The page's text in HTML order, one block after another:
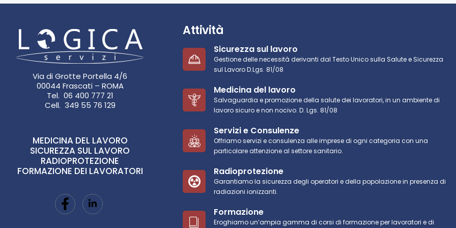
Via di Grotte Portella 4/6
00044 Frascati – ROMA
Tel. 06 400 777 21
Cell. 349 55 76 129
MEDICINA DEL LAVORO
SICUREZZA SUL LAVORO
RADIOPROTEZIONE
FORMAZIONE DEI LAVORATORI
Attività
Sicurezza sul lavoro
Gestione delle necessità derivanti dal Testo Unico sulla Salute e Sicurezza
sul Lavoro D.Lgs. 81/08
Medicina del lavoro
Salvaguardia e promozione della salute dei lavoratori, in un ambiente di
lavoro sicuro e non nocivo. D. Lgs. 81/08
Servizi e Consulenze
Offriamo servizi e consulenza alle imprese di ogni categoria con una
particolare attenzione al settore sanitario.
Radioprotezione
Garantiamo la sicurezza degli operatori e della popolazione in presenza di
radiazioni ionizzanti.
Formazione
Eroghiamo un’ampia gamma di corsi di formazione per lavoratori e di